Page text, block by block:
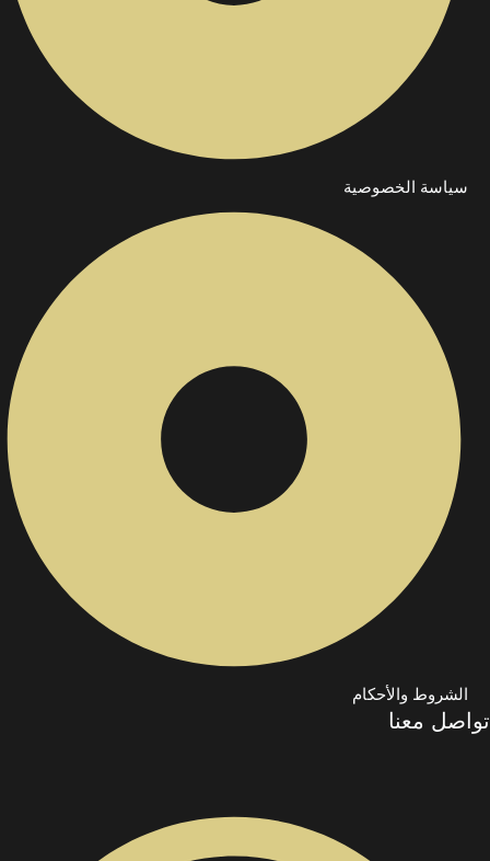
سياسة الخصوصية
الشروط والأحكام
تواصل معنا